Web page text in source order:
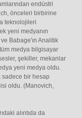
endüstri
önceleri birbirine
teknolojileri
yeni medyanın
Babage'ın Analitik
medya bilgisayar
şekiller, mekanlar
yeni medya oldu.
sadece bir hesap
oldu. (Manovich,
alıntıda da